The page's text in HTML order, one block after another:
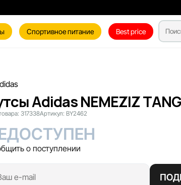
Спортивное питание Best price
Adidas NEMEZIZ
317338Артикул: BY2462
о поступлении